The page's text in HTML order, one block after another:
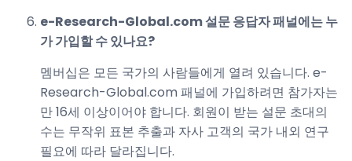
e-Research-Global.com 설문 응답자 패널에는 누
가 가입할 수 있나요?
멤버십은 모든 국가의 사람들에게 열려 있습니다. e-
Research-Global.com 패널에 가입하려면 참가자는
만 16세 이상이어야 합니다. 회원이 받는 설문 초대의
수는 무작위 표본 추출과 자사 고객의 국가 내외 연구
필요에 따라 달라집니다.